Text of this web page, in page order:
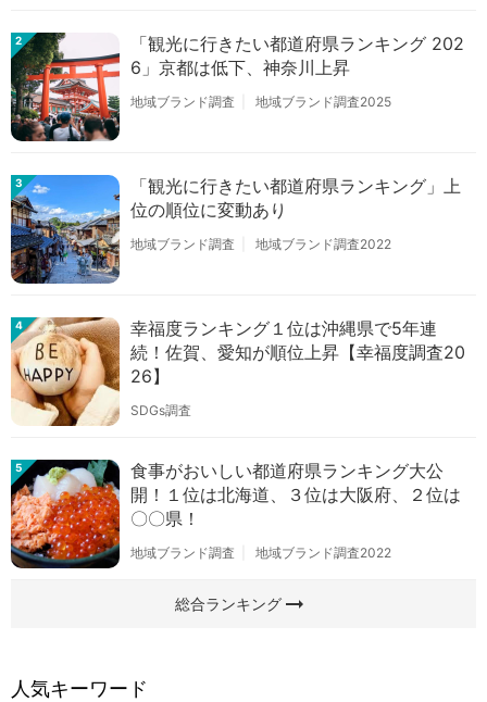
2
「観光に行きたい都道府県ランキング 202
6」京都は低下、神奈川上昇
地域ブランド調査 地域ブランド調査2025
3
「観光に行きたい都道府県ランキング」上
位の順位に変動あり
地域ブランド調査 地域ブランド調査2022
4
幸福度ランキング１位は沖縄県で5年連
続！佐賀、愛知が順位上昇【幸福度調査20
26】
SDGs調査
5
食事がおいしい都道府県ランキング大公
開！１位は北海道、３位は大阪府、２位は
〇〇県！
地域ブランド調査 地域ブランド調査2022
総合ランキングarrow_right_alt
人気キーワード